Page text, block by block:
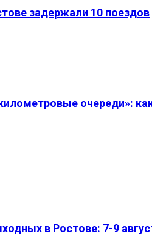
задержали 10 поездов
очереди»:
в Ростове: 7-9